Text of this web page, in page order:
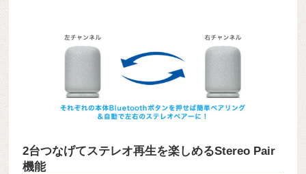
2台つなげてステレオ再生を楽しめるStereo Pair
機能